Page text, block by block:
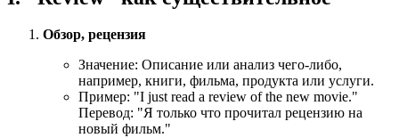
Обзор, рецензия
Значение: Описание или анализ чего-либо,
например, книги, фильма, продукта или услуги.
Пример: "I just read a review of the new movie."
Перевод: "Я только что прочитал рецензию на
новый фильм."